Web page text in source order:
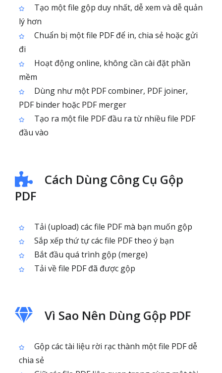
Tạo một file gộp duy nhất, dễ xem và dễ quản
lý hơn
Chuẩn bị một file PDF để in, chia sẻ hoặc gửi
đi
Hoạt động online, không cần cài đặt phần
mềm
Dùng như một PDF combiner, PDF joiner,
PDF binder hoặc PDF merger
Tạo ra một file PDF đầu ra từ nhiều file PDF
đầu vào
Cách Dùng Công Cụ Gộp
PDF
Tải (upload) các file PDF mà bạn muốn gộp
Sắp xếp thứ tự các file PDF theo ý bạn
Bắt đầu quá trình gộp (merge)
Tải về file PDF đã được gộp
Vì Sao Nên Dùng Gộp PDF
Gộp các tài liệu rời rạc thành một file PDF dễ
chia sẻ